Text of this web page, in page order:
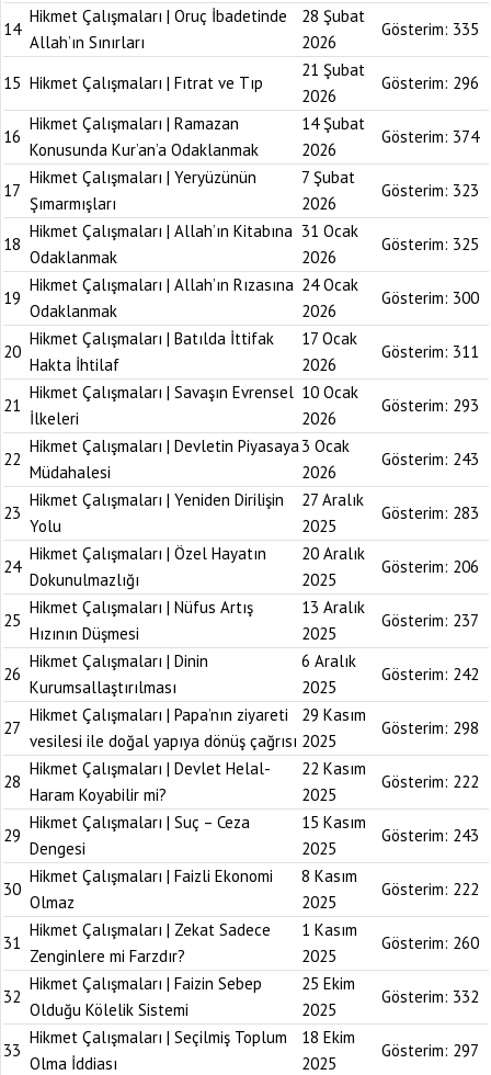
14
Hikmet Çalışmaları | Oruç İbadetinde
Allah’ın Sınırları
28 Şubat
2026
Gösterim: 335
15 Hikmet Çalışmaları | Fıtrat ve Tıp
21 Şubat
2026
Gösterim: 296
16
Hikmet Çalışmaları | Ramazan
Konusunda Kur’an’a Odaklanmak
14 Şubat
2026
Gösterim: 374
17
Hikmet Çalışmaları | Yeryüzünün
Şımarmışları
7 Şubat
2026
Gösterim: 323
18
Hikmet Çalışmaları | Allah’ın Kitabına
Odaklanmak
31 Ocak
2026
Gösterim: 325
19
Hikmet Çalışmaları | Allah’ın Rızasına
Odaklanmak
24 Ocak
2026
Gösterim: 300
20
Hikmet Çalışmaları | Batılda İttifak
Hakta İhtilaf
17 Ocak
2026
Gösterim: 311
21
Hikmet Çalışmaları | Savaşın Evrensel
İlkeleri
10 Ocak
2026
Gösterim: 293
22
Hikmet Çalışmaları | Devletin Piyasaya
Müdahalesi
3 Ocak
2026
Gösterim: 243
23
Hikmet Çalışmaları | Yeniden Dirilişin
Yolu
27 Aralık
2025
Gösterim: 283
24
Hikmet Çalışmaları | Özel Hayatın
Dokunulmazlığı
20 Aralık
2025
Gösterim: 206
25
Hikmet Çalışmaları | Nüfus Artış
Hızının Düşmesi
13 Aralık
2025
Gösterim: 237
26
Hikmet Çalışmaları | Dinin
Kurumsallaştırılması
6 Aralık
2025
Gösterim: 242
27
Hikmet Çalışmaları | Papa’nın ziyareti
vesilesi ile doğal yapıya dönüş çağrısı
29 Kasım
2025
Gösterim: 298
28
Hikmet Çalışmaları | Devlet Helal-
Haram Koyabilir mi?
22 Kasım
2025
Gösterim: 222
29
Hikmet Çalışmaları | Suç – Ceza
Dengesi
15 Kasım
2025
Gösterim: 243
30
Hikmet Çalışmaları | Faizli Ekonomi
Olmaz
8 Kasım
2025
Gösterim: 222
31
Hikmet Çalışmaları | Zekat Sadece
Zenginlere mi Farzdır?
1 Kasım
2025
Gösterim: 260
32
Hikmet Çalışmaları | Faizin Sebep
Olduğu Kölelik Sistemi
25 Ekim
2025
Gösterim: 332
33
Hikmet Çalışmaları | Seçilmiş Toplum
Olma İddiası
18 Ekim
2025
Gösterim: 297